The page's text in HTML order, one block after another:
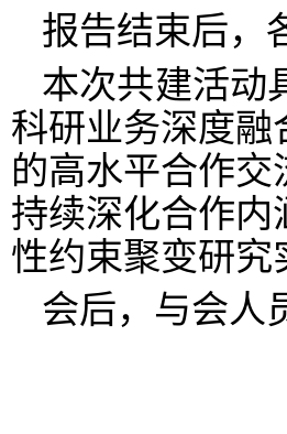
报告结束后，
本次共建活动
科研业务深度
的高水平合作
持续深化合作
性约束聚变研究
会后，与会人